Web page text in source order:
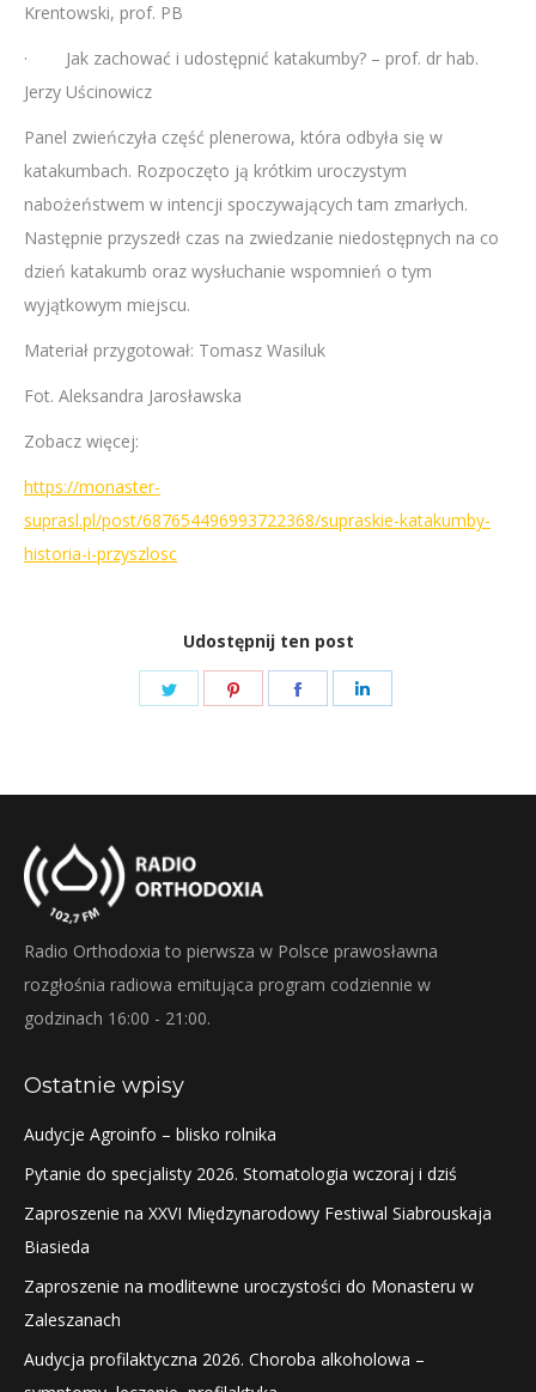
Krentowski, prof. PB
· Jak zachować i udostępnić katakumby? – prof. dr hab.
Jerzy Uścinowicz
Panel zwieńczyła część plenerowa, która odbyła się w
katakumbach. Rozpoczęto ją krótkim uroczystym
nabożeństwem w intencji spoczywających tam zmarłych.
Następnie przyszedł czas na zwiedzanie niedostępnych na co
dzień katakumb oraz wysłuchanie wspomnień o tym
wyjątkowym miejscu.
Materiał przygotował: Tomasz Wasiluk
Fot. Aleksandra Jarosławska
Zobacz więcej:
https://monaster-
suprasl.pl/post/687654496993722368/supraskie-katakumby-
historia-i-przyszlosc
Udostępnij ten post
Share
Share
Share
Radio Orthodoxia to pierwsza w Polsce prawosławna
rozgłośnia radiowa emitująca program codziennie w
godzinach 16:00 - 21:00.
Ostatnie wpisy
Audycje Agroinfo – blisko rolnika
Pytanie do specjalisty 2026. Stomatologia wczoraj i dziś
Zaproszenie na XXVI Międzynarodowy Festiwal Siabrouskaja
Biasieda
Zaproszenie na modlitewne uroczystości do Monasteru w
Zaleszanach
Audycja profilaktyczna 2026. Choroba alkoholowa –